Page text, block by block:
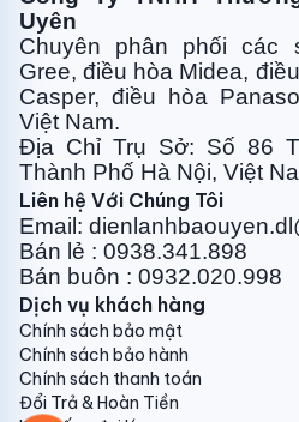
sẽ tự động tắt để bảo vệ hệ
thời, màn hình sẽ hiển thị mã
được và nhanh chóng tìm
Công nghệ Golden Fin
Lớp mạ bảo vệ Golden Fin
giúp chống bám bẩn, ăn mòn
trao đổi nhiệt cao hơn cho
THÔNG SỐ
ĐVT
CIC 19MMC
Uyên
Chuyên phân phối các
Gree, điều hòa Midea,
Casper, điều hòa
Việt Nam.
Địa Chỉ Trụ Sở: Số 86
Thành Phố Hà Nội, Việt
Liên hệ Với Chúng Tôi
Email:
Bán lẻ : 0938.341.898
Bán buôn : 0932.020.998
Dịch vụ khách hàng
Chính sách bảo mật
Chính sách bảo hành
Chính sách thanh toán
Đổi Trả & Hoàn Tiền